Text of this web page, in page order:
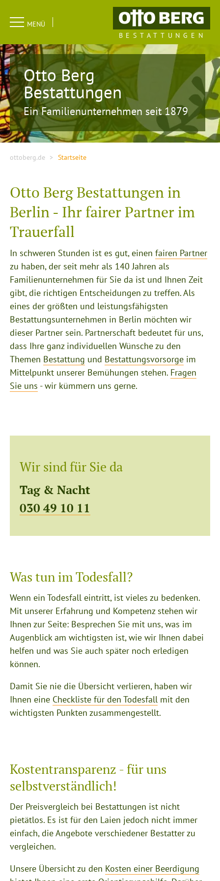
Navigation
überspringen
MENÜ
BESTATTUNGEN
Otto Berg
Bestattungen
Ein Familienunternehmen seit 1879
ottoberg.de Startseite
Otto Berg Bestattungen in
Berlin - Ihr fairer Partner im
Trauerfall
In schweren Stunden ist es gut, einen fairen Partner
zu haben, der seit mehr als 140 Jahren als
Familienunternehmen für Sie da ist und Ihnen Zeit
gibt, die richtigen Entscheidungen zu treffen. Als
eines der größten und leistungsfähigsten
Bestattungsunternehmen in Berlin möchten wir
dieser Partner sein. Partnerschaft bedeutet für uns,
dass Ihre ganz individuellen Wünsche zu den
Themen Bestattung und Bestattungsvorsorge im
Mittelpunkt unserer Bemühungen stehen. Fragen
Sie uns - wir kümmern uns gerne.
Wir sind für Sie da
Tag & Nacht
030 49 10 11
Was tun im Todesfall?
Wenn ein Todesfall eintritt, ist vieles zu bedenken.
Mit unserer Erfahrung und Kompetenz stehen wir
Ihnen zur Seite: Besprechen Sie mit uns, was im
Augenblick am wichtigsten ist, wie wir Ihnen dabei
helfen und was Sie auch später noch erledigen
können.
Damit Sie nie die Übersicht verlieren, haben wir
Ihnen eine Checkliste für den Todesfall mit den
wichtigsten Punkten zusammengestellt.
Kostentransparenz - für uns
selbstverständlich!
Der Preisvergleich bei Bestattungen ist nicht
pietätlos. Es ist für den Laien jedoch nicht immer
einfach, die Angebote verschiedener Bestatter zu
vergleichen.
Unsere Übersicht zu den Kosten einer Beerdigung